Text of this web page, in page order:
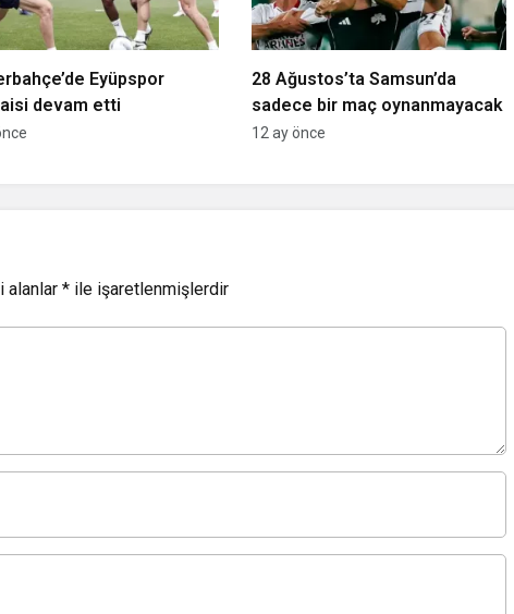
Eyüpspor
devam etti
28 Ağustos’ta Samsun’da
sadece bir maç oynanmayacak
12 ay önce
alanlar * ile işaretlenmişlerdir